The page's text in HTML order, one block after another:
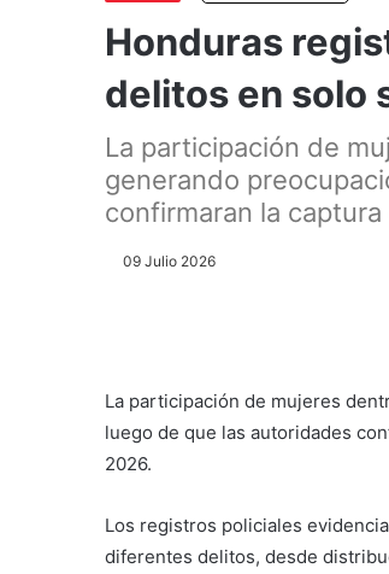
Honduras
delitos en solo
La participación de
generando
confirmaran la
09 Julio 2026
La participación de mujeres
luego de que las autoridades
2026.
Los registros policiales
diferentes delitos, desde